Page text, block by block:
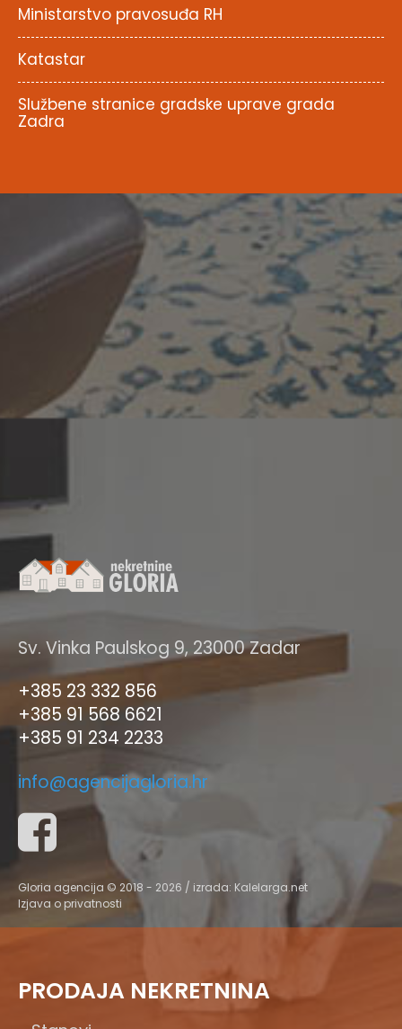
Ministarstvo pravosuđa RH
Katastar
Službene stranice gradske uprave grada
Zadra
Sv. Vinka Paulskog 9, 23000 Zadar
+385 23 332 856
+385 91 568 6621
+385 91 234 2233
info@agencijagloria.hr
Gloria agencija © 2018 - 2026 / izrada: Kalelarga.net
Izjava o privatnosti
PRODAJA NEKRETNINA